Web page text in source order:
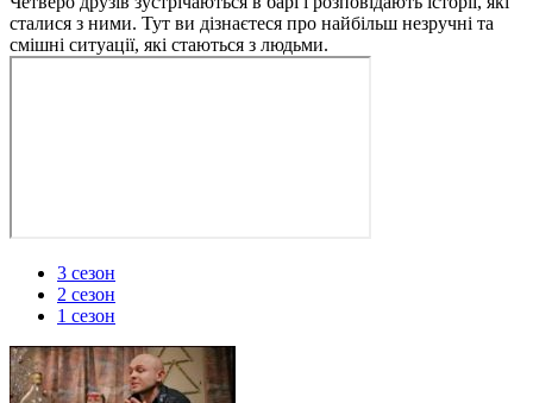
сталися з ними. Тут ви дізнаєтеся про найбільш незручні та
смішні ситуації, які стаються з людьми.
3 сезон
2 сезон
1 сезон